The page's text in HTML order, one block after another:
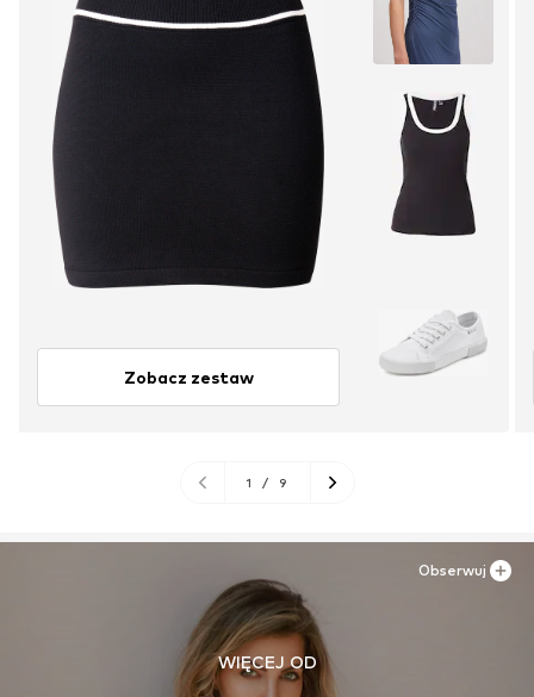
Zobacz zestaw
1 / 9
WIĘCEJ OD
Obserwuj